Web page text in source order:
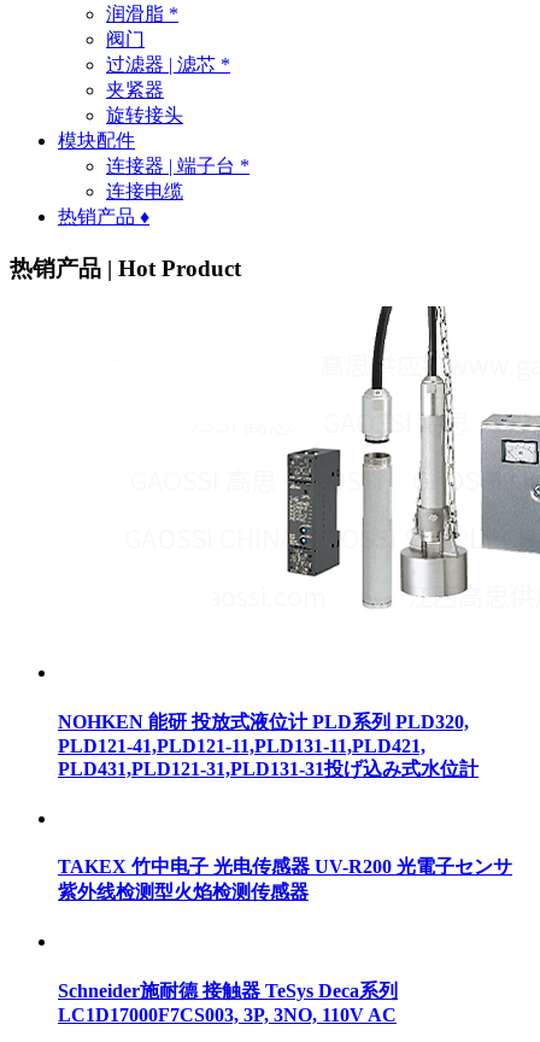
润滑脂 *
阀门
过滤器 | 滤芯 *
夹紧器
旋转接头
模块配件
连接器 | 端子台 *
连接电缆
热销产品 ♦
热销产品 | Hot Product
NOHKEN 能研 投放式液位计 PLD系列 PLD320,
PLD121-41,PLD121-11,PLD131-11,PLD421,
PLD431,PLD121-31,PLD131-31投げ込み式水位計
TAKEX 竹中电子 光电传感器 UV-R200 光電子センサ
紫外线检测型火焰检测传感器
Schneider施耐德 接触器 TeSys Deca系列
LC1D17000F7CS003, 3P, 3NO, 110V AC